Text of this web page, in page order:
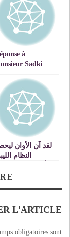
à
Sadki
لقد آن الأوان
النظام
في بلدان
L'ARTICLE
obligatoires sont